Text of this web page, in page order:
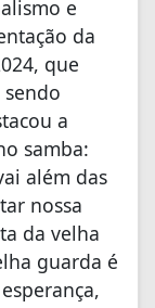
e
da
que
a
samba:
além das
nossa
da velha
guarda é